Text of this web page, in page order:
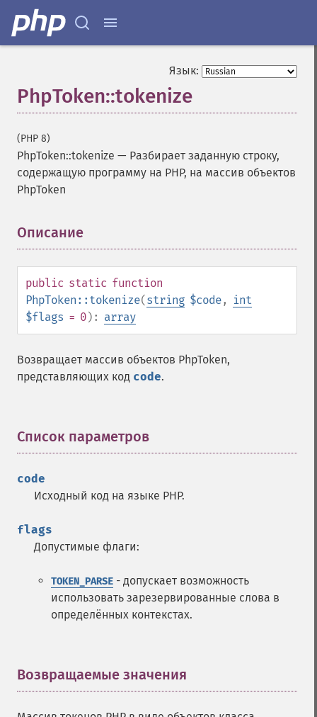
Язык:
PhpToken::tokenize
(PHP 8)
PhpToken::tokenize — Разбирает заданную строку,
содержащую программу на PHP, на массив объектов
PhpToken
Описание
public static function
PhpToken::tokenize(string $code,
int
$flags = 0): array
Возвращает массив объектов PhpToken,
представляющих код code.
Список параметров
code
Исходный код на языке PHP.
flags
Допустимые флаги:
TOKEN_PARSE - допускает возможность
использовать зарезервированные слова в
определённых контекстах.
Возвращаемые значения